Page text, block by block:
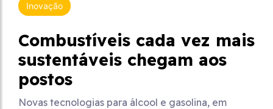
Inovação
Combustíveis cada vez mais
sustentáveis chegam aos
postos
Novas tecnologias para álcool e gasolina, em